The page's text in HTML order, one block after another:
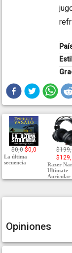
$0,0 $0,0
La última
secuencia
Razer
Ultimate
Auricular
Opiniones